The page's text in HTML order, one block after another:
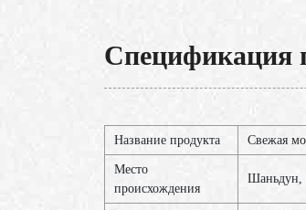
Спецификация
Название продукта Свежая
Место
происхождения
Шаньдун,